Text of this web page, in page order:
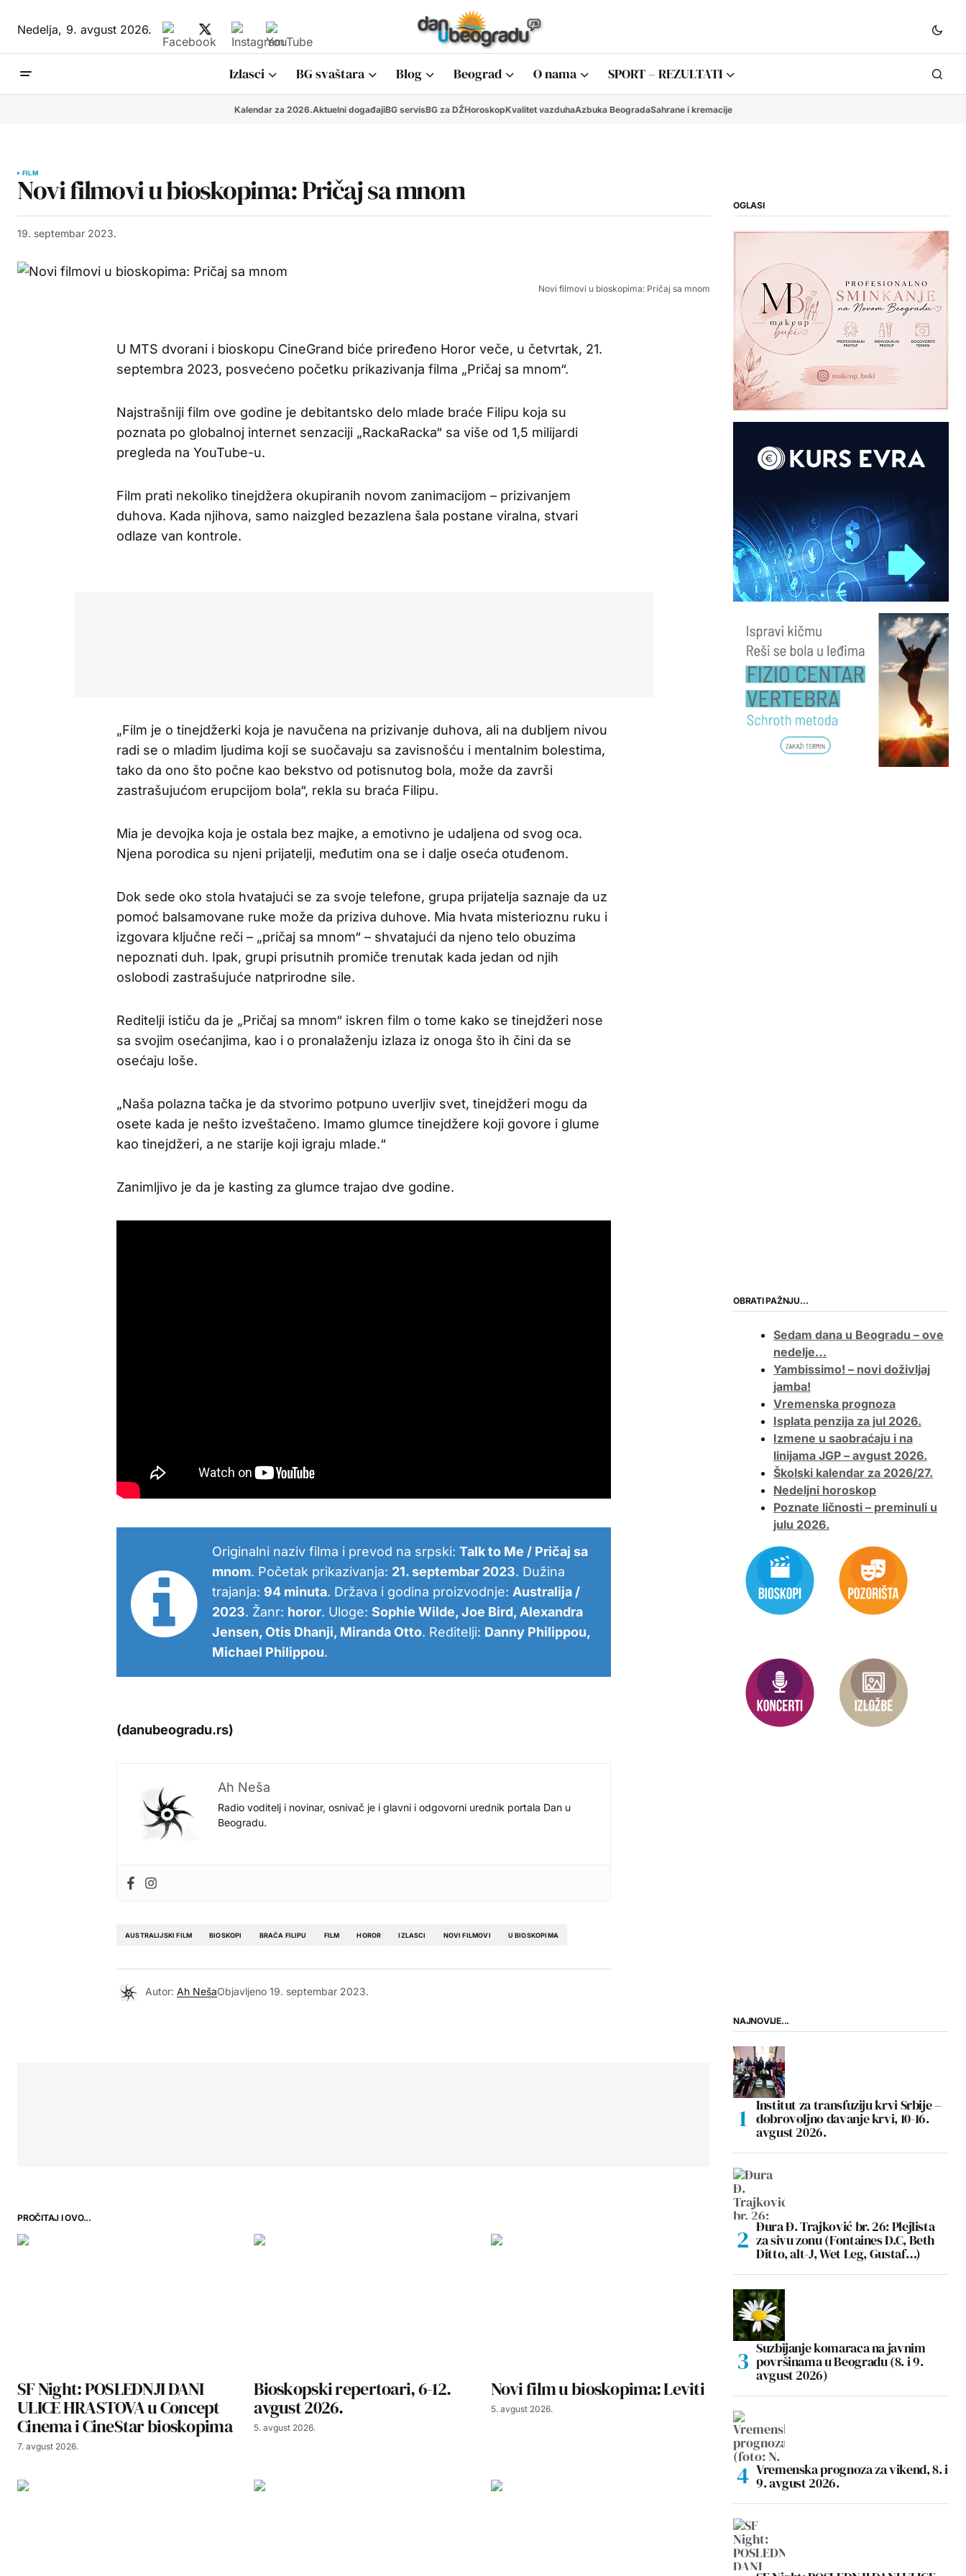
Nedelja,9. avgust 2026.
Izlasci BG svaštara Blog Beograd O nama SPORT – REZULTATI
Kalendar za 2026.Aktuelni događajiBG servisBG za DŽHoroskopKvalitet vazduhaAzbuka BeogradaSahrane i kremacije
FILM
Novi filmovi u bioskopima: Pričaj sa mnom
19. septembar 2023.
Novi filmovi u bioskopima: Pričaj sa mnom
U MTS dvorani i bioskopu CineGrand biće priređeno Horor veče, u četvrtak, 21.
septembra 2023, posvećeno početku prikazivanja filma „Pričaj sa mnom“.
Najstrašniji film ove godine je debitantsko delo mlade braće Filipu koja su
poznata po globalnoj internet senzaciji „RackaRacka“ sa više od 1,5 milijardi
pregleda na YouTube-u.
Film prati nekoliko tinejdžera okupiranih novom zanimacijom – prizivanjem
duhova. Kada njihova, samo naizgled bezazlena šala postane viralna, stvari
odlaze van kontrole.
„Film je o tinejdžerki koja je navučena na prizivanje duhova, ali na dubljem nivou
radi se o mladim ljudima koji se suočavaju sa zavisnošću i mentalnim bolestima,
tako da ono što počne kao bekstvo od potisnutog bola, može da završi
zastrašujućom erupcijom bola“, rekla su braća Filipu.
Mia je devojka koja je ostala bez majke, a emotivno je udaljena od svog oca.
Njena porodica su njeni prijatelji, međutim ona se i dalje oseća otuđenom.
Dok sede oko stola hvatajući se za svoje telefone, grupa prijatelja saznaje da uz
pomoć balsamovane ruke može da priziva duhove. Mia hvata misterioznu ruku i
izgovara ključne reči – „pričaj sa mnom“ – shvatajući da njeno telo obuzima
nepoznati duh. Ipak, grupi prisutnih promiče trenutak kada jedan od njih
oslobodi zastrašujuće natprirodne sile.
Reditelji ističu da je „Pričaj sa mnom“ iskren film o tome kako se tinejdžeri nose
sa svojim osećanjima, kao i o pronalaženju izlaza iz onoga što ih čini da se
osećaju loše.
„Naša polazna tačka je da stvorimo potpuno uverljiv svet, tinejdžeri mogu da
osete kada je nešto izveštačeno. Imamo glumce tinejdžere koji govore i glume
kao tinejdžeri, a ne starije koji igraju mlade.“
Zanimljivo je da je kasting za glumce trajao dve godine.
Originalni naziv filma i prevod na srpski: Talk to Me / Pričaj sa
mnom. Početak prikazivanja: 21. septembar 2023. Dužina
trajanja: 94 minuta. Država i godina proizvodnje: Australija /
2023. Žanr: horor. Uloge: Sophie Wilde, Joe Bird, Alexandra
Jensen, Otis Dhanji, Miranda Otto. Reditelji: Danny Philippou,
Michael Philippou.
(danubeogradu.rs)
Ah Neša
Radio voditelj i novinar, osnivač je i glavni i odgovorni urednik portala Dan u
Beogradu.
AUSTRALIJSKI FILM BIOSKOPI BRAĆA FILIPU FILM HOROR IZLASCI NOVI FILMOVI U BIOSKOPIMA
Autor: Ah NešaObjavljeno 19. septembar 2023.
PROČITAJ I OVO...
SF Night: POSLEDNJI DANI
ULICE HRASTOVA u Concept
Cinema i CineStar bioskopima
7. avgust 2026.
Bioskopski repertoari, 6-12.
avgust 2026.
5. avgust 2026.
Novi film u bioskopima: Leviti
5. avgust 2026.
OGLASI
OBRATI PAŽNJU…
Sedam dana u Beogradu – ove
nedelje…
Yambissimo! – novi doživljaj
jamba!
Vremenska prognoza
Isplata penzija za jul 2026.
Izmene u saobraćaju i na
linijama JGP – avgust 2026.
Školski kalendar za 2026/27.
Nedeljni horoskop
Poznate ličnosti – preminuli u
julu 2026.
NAJNOVIJE...
Institut za transfuziju krvi Srbije –
dobrovoljno davanje krvi, 10-16.
avgust 2026.
Đura Đ. Trajković br. 26: Plejlista
za sivu zonu (Fontaines D.C, Beth
Ditto, alt-J, Wet Leg, Gustaf…)
Suzbijanje komaraca na javnim
površinama u Beogradu (8. i 9.
avgust 2026)
Vremenska prognoza za vikend, 8. i
9. avgust 2026.